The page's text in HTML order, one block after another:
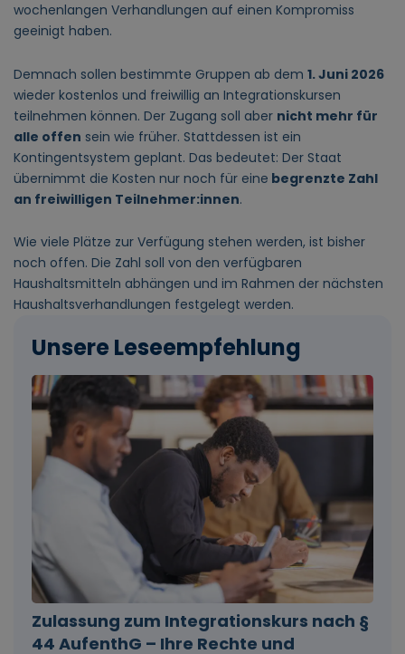
wochenlangen Verhandlungen auf einen Kompromiss
geeinigt haben.
Demnach sollen bestimmte Gruppen ab dem 1. Juni 2026
wieder kostenlos und freiwillig an Integrationskursen
teilnehmen können. Der Zugang soll aber nicht mehr für
alle offen sein wie früher. Stattdessen ist ein
Kontingentsystem geplant. Das bedeutet: Der Staat
übernimmt die Kosten nur noch für eine begrenzte Zahl
an freiwilligen Teilnehmer:innen.
Wie viele Plätze zur Verfügung stehen werden, ist bisher
noch offen. Die Zahl soll von den verfügbaren
Haushaltsmitteln abhängen und im Rahmen der nächsten
Haushaltsverhandlungen festgelegt werden.
Unsere Leseempfehlung
Zulassung zum Integrationskurs nach §
44 AufenthG – Ihre Rechte und